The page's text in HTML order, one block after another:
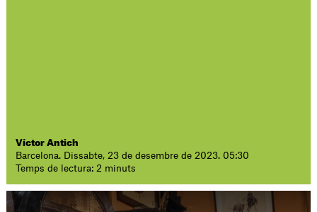
Víctor Antich
Barcelona. Dissabte, 23 de desembre de 2023. 05:30
Temps de lectura: 2 minuts